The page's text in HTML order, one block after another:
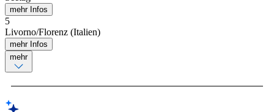
mehr Infos
5
Livorno/Florenz (Italien)
mehr Infos
mehr